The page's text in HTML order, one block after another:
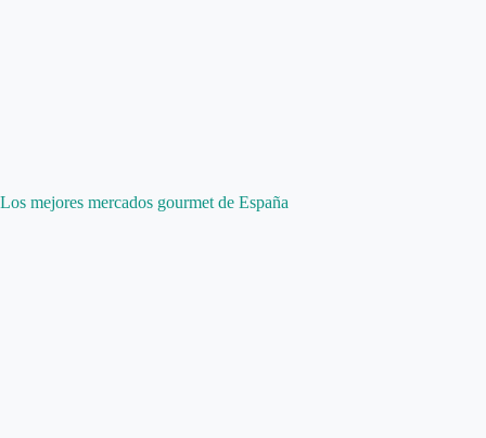
Los mejores mercados gourmet de España